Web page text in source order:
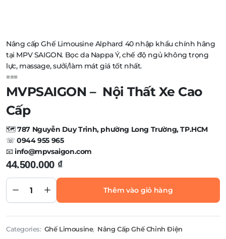
Nâng cấp Ghế Limousine Alphard 40 nhập khẩu chính hãng
tại MPV SAIGON. Bọc da Nappa Ý, chế độ ngủ không trọng
lực, massage, sưởi/làm mát giá tốt nhất.
===
MVPSAIGON – Nội Thất Xe Cao
Cấp
🗺️787 Nguyễn Duy Trinh, phường Long Trường, TP.HCM
☏0944 955 965
📧info@mpvsaigon.com
44.500.000 ₫
Ghế
Limousine
Alphard
quantity
Thêm vào giỏ hàng
Categories: Ghế Limousine, Nâng Cấp Ghế Chỉnh Điện